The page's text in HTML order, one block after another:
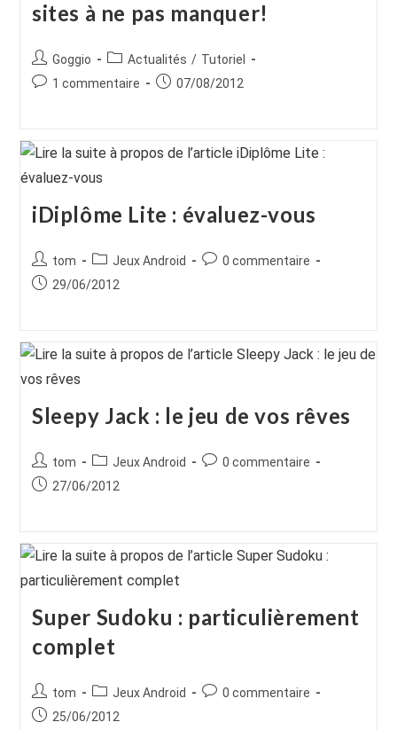
sites à ne pas manquer!
Auteur/autrice
de
Goggio
Post
category:
Actualités / Tutoriel
Commentaires
publication :
1 commentaire
Publication
07/08/2012
iDiplôme Lite : évaluez-vous
Auteur/autrice
de
tom
Post
category:
Jeux Android
Commentaires
0 commentaire
Publication
29/06/2012
Sleepy Jack : le jeu de vos rêves
Auteur/autrice
de
tom
Post
category:
Jeux Android
Commentaires
0 commentaire
Publication
27/06/2012
Super Sudoku : particulièrement
complet
Auteur/autrice
de
tom
Post
category:
Jeux Android
Commentaires
0 commentaire
Publication
25/06/2012